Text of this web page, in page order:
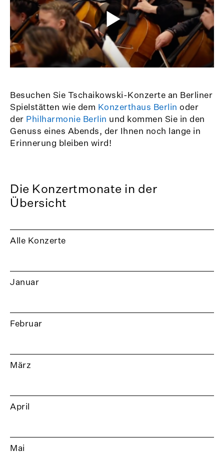
Besuchen Sie Tschaikowski-Konzerte an Berliner
Spielstätten wie dem Konzerthaus Berlin oder
der Philharmonie Berlin und kommen Sie in den
Genuss eines Abends, der Ihnen noch lange in
Erinnerung bleiben wird!
Die Konzertmonate in der
Übersicht
Alle Konzerte
Januar
Februar
März
April
Mai